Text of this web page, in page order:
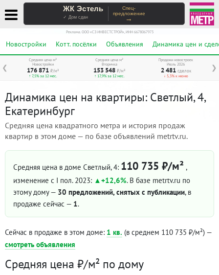
ЖК Эстель
✓ Дом сдан
Спец-
предложение
→
Реклама. ООО «СЗ ИНВЕСТСТРОЙ», ИНН 6678067973
Новостройки Котт. посёлки Объявления Динамика цен и
❮ ❯
Средняя цена м²
Новостройки
176 871 ₽/м²
↑ 7,5% за 12 мес.
Средняя цена м²
Вторичка
153 548 ₽/м²
↑ 17,9% за 12 мес.
Продажи новостроек
Июль 2026
2 481 сделок
↓ 5,3% к июню
Динамика цен на квартиры: Светлый, 4,
Екатеринбург
Средняя цена квадратного метра и история продаж
квартир в этом доме — по базе объявлений metrtv.ru.
Средняя цена в доме Светлый, 4: 110 735 ₽/м² ,
изменение с I пол. 2023:
+12,6%. В базе metrtv.ru по
этому дому — 30 предложений, снятых с публикации, в
продаже сейчас — 1.
Сейчас в продаже в этом доме: 1 кв. (в среднем 110 735 ₽/м²) —
смотреть объявления
Средняя цена ₽/м² по дому